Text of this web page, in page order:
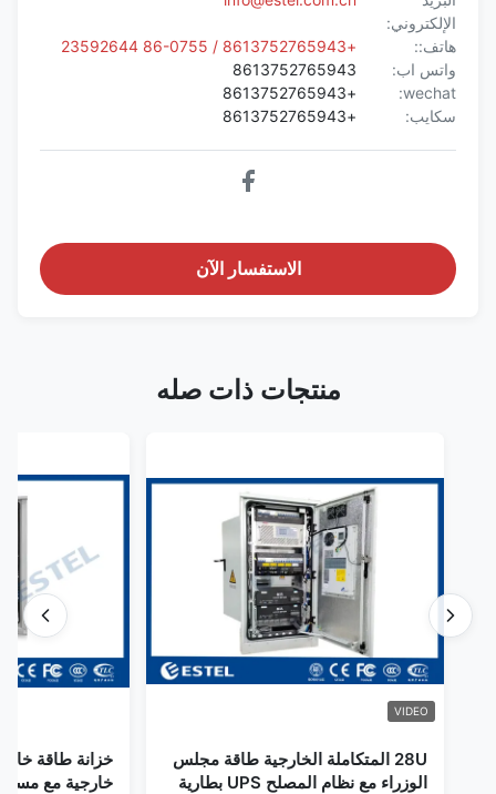
الإلكتروني:
هاتف::
+8613752765943 / 86-0755 23592644
واتس اب:
8613752765943
wechat:
+8613752765943
سكايب:
+8613752765943
الاستفسار الآن
منتجات ذات صله
VIDEO
28U المتكاملة الخارجية طاقة مجلس
الوزراء مع نظام المصلح UPS بطارية
خزانة طاقة
خارجية مع